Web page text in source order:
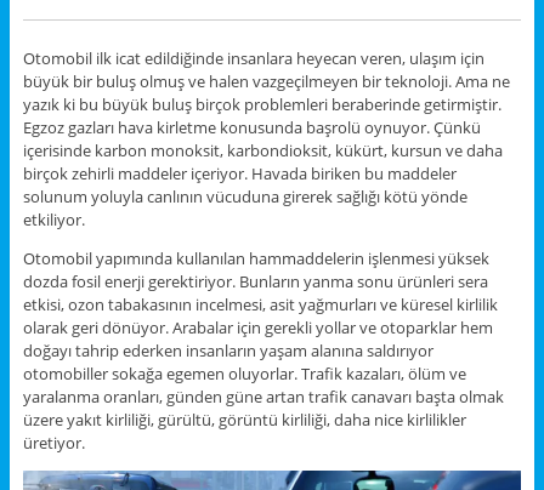
Otomobil ilk icat edildiğinde insanlara heyecan veren, ulaşım için
büyük bir buluş olmuş ve halen vazgeçilmeyen bir teknoloji. Ama ne
yazık ki bu büyük buluş birçok problemleri beraberinde getirmiştir.
Egzoz gazları hava kirletme konusunda başrolü oynuyor. Çünkü
içerisinde karbon monoksit, karbondioksit, kükürt, kursun ve daha
birçok zehirli maddeler içeriyor. Havada biriken bu maddeler
solunum yoluyla canlının vücuduna girerek sağlığı kötü yönde
etkiliyor.
Otomobil yapımında kullanılan hammaddelerin işlenmesi yüksek
dozda fosil enerji gerektiriyor. Bunların yanma sonu ürünleri sera
etkisi, ozon tabakasının incelmesi, asit yağmurları ve küresel kirlilik
olarak geri dönüyor. Arabalar için gerekli yollar ve otoparklar hem
doğayı tahrip ederken insanların yaşam alanına saldırıyor
otomobiller sokağa egemen oluyorlar. Trafik kazaları, ölüm ve
yaralanma oranları, günden güne artan trafik canavarı başta olmak
üzere yakıt kirliliği, gürültü, görüntü kirliliği, daha nice kirlilikler
üretiyor.